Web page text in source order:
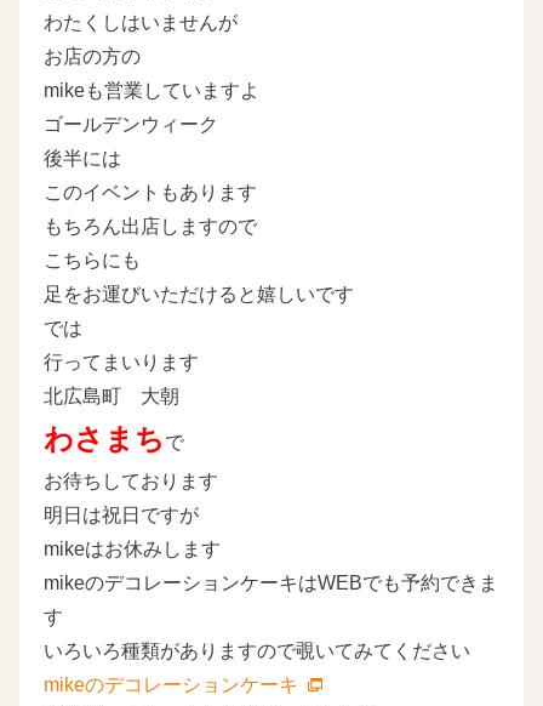
わたくしはいませんが
お店の方の
mikeも営業していますよ
ゴールデンウィーク
後半には
このイベントもあります
もちろん出店しますので
こちらにも
足をお運びいただけると嬉しいです
では
行ってまいります
北広島町 大朝
わさまち で
お待ちしております
明日は祝日ですが
mikeはお休みします
mikeのデコレーションケーキはWEBでも予約できま
す
いろいろ種類がありますので覗いてみてください
mikeのデコレーションケーキ